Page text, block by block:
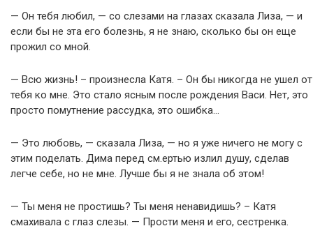
— Он тебя любил, — со слезами на глазах сказала Лиза, — и
если бы не эта его болезнь, я не знаю, сколько бы он еще
прожил со мной.
— Всю жизнь! – произнесла Катя. – Он бы никогда не ушел от
тебя ко мне. Это стало ясным после рождения Васи. Нет, это
просто помутнение рассудка, это ошибка…
— Это любовь, — сказала Лиза, — но я уже ничего не могу с
этим поделать. Дима перед см.ертью излил душу, сделав
легче себе, но не мне. Лучше бы я не знала об этом!
— Ты меня не простишь? Ты меня ненавидишь? – Катя
смахивала с глаз слезы. — Прости меня и его, сестренка.